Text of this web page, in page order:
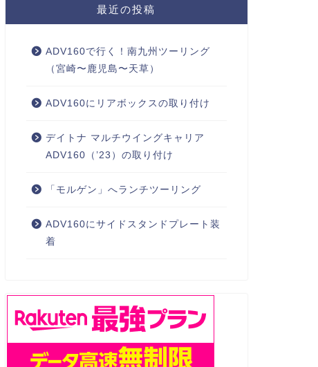
最近の投稿
ADV160で行く！南九州ツーリング
（宮崎〜鹿児島〜天草）
ADV160にリアボックスの取り付け
デイトナ マルチウイングキャリア
ADV160（’23）の取り付け
「モルゲン」へランチツーリング
ADV160にサイドスタンドプレート装
着